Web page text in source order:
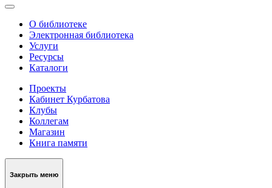
О библиотеке
Электронная библиотека
Услуги
Ресурсы
Каталоги
Проекты
Кабинет Курбатова
Клубы
Коллегам
Магазин
Книга памяти
Закрыть меню